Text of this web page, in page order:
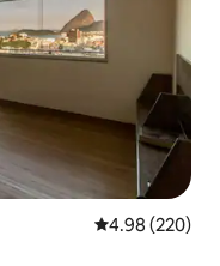
從 220 則評價
4.98 (220)